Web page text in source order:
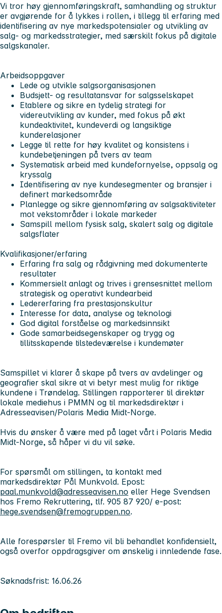
Vi tror høy gjennomføringskraft, samhandling og struktur
er avgjørende for å lykkes i rollen, i tillegg til erfaring med
identifisering av nye markedspotensialer og utvikling av
salg- og markedsstrategier, med særskilt fokus på digitale
salgskanaler.
Arbeidsoppgaver
Lede og utvikle salgsorganisasjonen
Budsjett- og resultatansvar for salgsselskapet
Etablere og sikre en tydelig strategi for
videreutvikling av kunder, med fokus på økt
kundeaktivitet, kundeverdi og langsiktige
kunderelasjoner
Legge til rette for høy kvalitet og konsistens i
kundebetjeningen på tvers av team
Systematisk arbeid med kundefornyelse, oppsalg og
kryssalg
Identifisering av nye kundesegmenter og bransjer i
definert markedsområde
Planlegge og sikre gjennomføring av salgsaktiviteter
mot vekstområder i lokale markeder
Samspill mellom fysisk salg, skalert salg og digitale
salgsflater
Kvalifikasjoner/erfaring
Erfaring fra salg og rådgivning med dokumenterte
resultater
Kommersielt anlagt og trives i grensesnittet mellom
strategisk og operativt kundearbeid
Ledererfaring fra prestasjonskultur
Interesse for data, analyse og teknologi
God digital forståelse og markedsinnsikt
Gode samarbeidsegenskaper og trygg og
tillitsskapende tilstedeværelse i kundemøter
Samspillet vi klarer å skape på tvers av avdelinger og
geografier skal sikre at vi betyr mest mulig for riktige
kundene i Trøndelag. Stillingen rapporterer til direktør
lokale mediehus i PMMN og til markedsdirektør i
Adresseavisen/Polaris Media Midt-Norge.
Hvis du ønsker å være med på laget vårt i Polaris Media
Midt-Norge, så håper vi du vil søke.
For spørsmål om stillingen, ta kontakt med
markedsdirektør Pål Munkvold. Epost:
paal.munkvold@adresseavisen.no eller Hege Svendsen
hos Fremo Rekruttering, tlf. 905 87 920/ e-post:
hege.svendsen@fremogruppen.no.
Alle forespørsler til Fremo vil bli behandlet konfidensielt,
også overfor oppdragsgiver om ønskelig i innledende fase.
Søknadsfrist: 16.06.26